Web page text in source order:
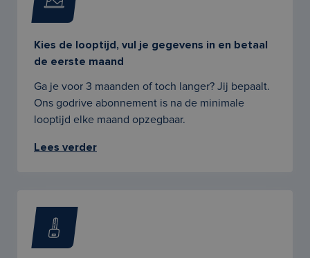
Kies de looptijd, vul je gegevens in en betaal
de eerste maand
Ga je voor 3 maanden of toch langer? Jij bepaalt.
Ons godrive abonnement is na de minimale
looptijd elke maand opzegbaar.
Lees verder